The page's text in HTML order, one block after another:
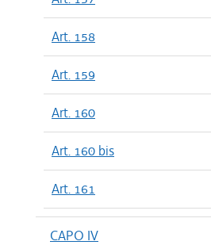
Art. 158
Art. 159
Art. 160
Art. 160 bis
Art. 161
CAPO IV